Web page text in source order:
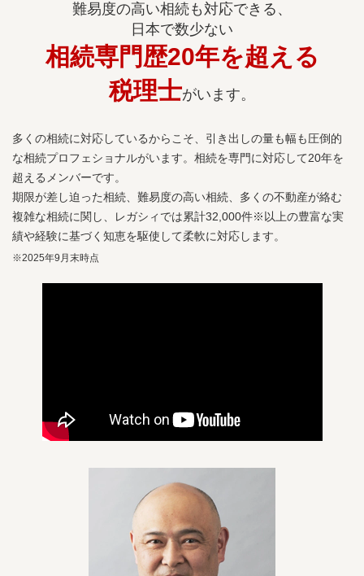
難易度の高い相続も対応できる、
日本で数少ない
相続専門歴20年を超える
税理士がいます。
多くの相続に対応しているからこそ、引き出しの量も幅も圧倒的
な相続プロフェショナルがいます。相続を専門に対応して20年を
超えるメンバーです。
期限が差し迫った相続、難易度の高い相続、多くの不動産が絡む
複雑な相続に関し、レガシィでは累計32,000件※以上の豊富な実
績や経験に基づく知恵を駆使して柔軟に対応します。
※2025年9月末時点